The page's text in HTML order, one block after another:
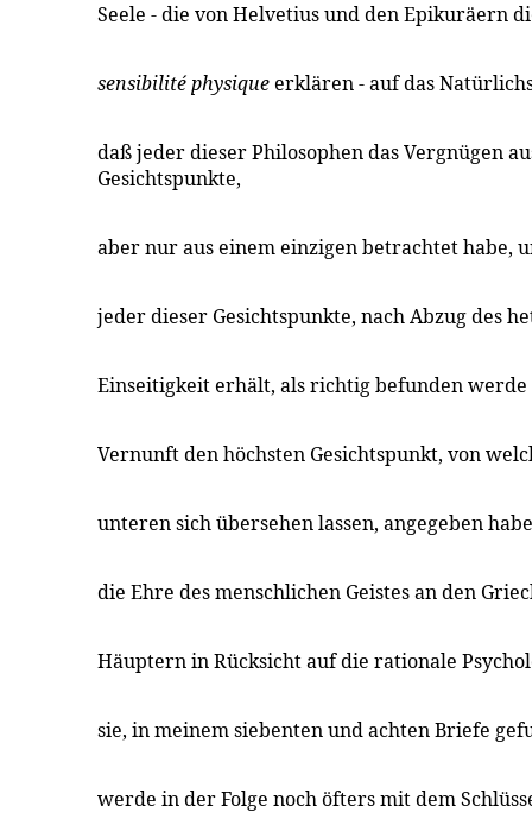
Seele - die von Helvetius und den Epikuräern
sensibilité physiqueerklären - auf das
daß jeder dieser Philosophen das Vergnügen
Gesichtspunkte,
aber nur aus einem einzigen betrachtet habe,
jeder dieser Gesichtspunkte, nach Abzug des
Einseitigkeit erhält, als richtig befunden
Vernunft den höchsten Gesichtspunkt, von
unteren sich übersehen lassen, angegeben
die Ehre des menschlichen Geistes an den
Häuptern in Rücksicht auf die rationale
sie, in meinem siebenten und achten Briefe
werde in der Folge noch öfters mit dem